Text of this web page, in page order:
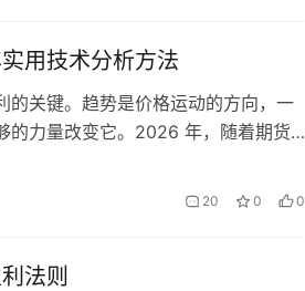
用技术分析方法
的关键。趋势是价格运动的方向，一
的力量改变它。2026 年，随着期货
握市场走势。 一、趋势的基本概念与
20 0 0
法则